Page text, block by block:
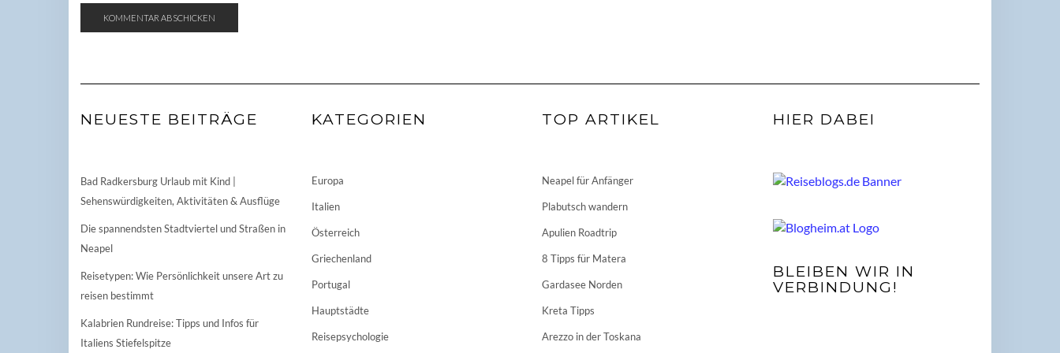
NEUESTE BEITRÄGE
Bad Radkersburg Urlaub mit Kind |
Sehenswürdigkeiten, Aktivitäten & Ausflüge
Die spannendsten Stadtviertel und Straßen in
Neapel
Reisetypen: Wie Persönlichkeit unsere Art zu
reisen bestimmt
Kalabrien Rundreise: Tipps und Infos für
Italiens Stiefelspitze
KATEGORIEN
Europa
Italien
Österreich
Griechenland
Portugal
Hauptstädte
Reisepsychologie
TOP ARTIKEL
Neapel für Anfänger
Plabutsch wandern
Apulien Roadtrip
8 Tipps für Matera
Gardasee Norden
Kreta Tipps
Arezzo in der Toskana
HIER DABEI
BLEIBEN WIR IN
VERBINDUNG!